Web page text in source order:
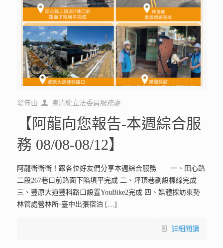
發佈由 陳清龍立法委員服務處
【阿龍向您報告-本週綜合服
務 08/08-08/12】
阿龍衝衝衝！跟各位好友們分享本週綜合服務 一、田心路
二段267巷口前路面下陷填平完成 二、坪頂巷劃設標線完成
三、豐原大道豐科路口設置YouBike2完成 四、媒體採訪東勢
林管處營林所-臺中出張宿泊 […]
詳細閱讀